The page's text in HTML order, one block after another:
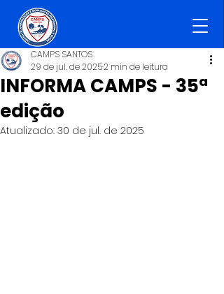
INFORMA CAMPS - 35ª
edição
CAMPS SANTOS
29 de jul. de 20252 min de leitura
Atualizado: 30 de jul. de 2025